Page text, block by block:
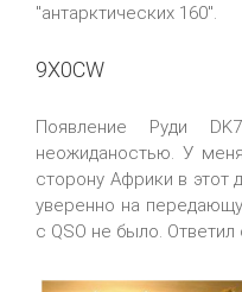
"антарктических 160".
9X0CW
Появление Руди
неожиданостью. У
сторону Африки в этот
уверенно на
с QSO не было.